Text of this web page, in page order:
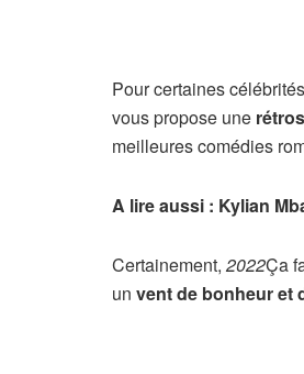
Pour certaines
vous propose une
meilleures comédies
A lire aussi : Kylian
Certainement, 2022Ça
un vent de bonheur et